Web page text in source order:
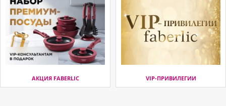
АКЦИЯ FABERLIC VIP-ПРИВИЛЕГИИ